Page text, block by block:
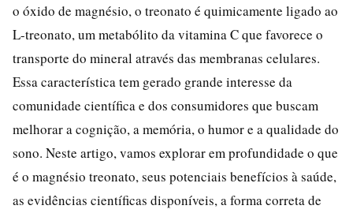
o óxido de magnésio, o treonato é quimicamente ligado ao
L-treonato, um metabólito da vitamina C que favorece o
transporte do mineral através das membranas celulares.
Essa característica tem gerado grande interesse da
comunidade científica e dos consumidores que buscam
melhorar a cognição, a memória, o humor e a qualidade do
sono. Neste artigo, vamos explorar em profundidade o que
é o magnésio treonato, seus potenciais benefícios à saúde,
as evidências científicas disponíveis, a forma correta de